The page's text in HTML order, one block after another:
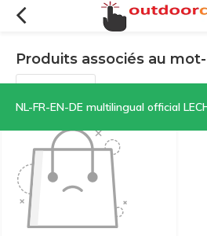
NL-FR-EN-DE multilingual official LECHUZA-
Produits associés au
Filtres Trier